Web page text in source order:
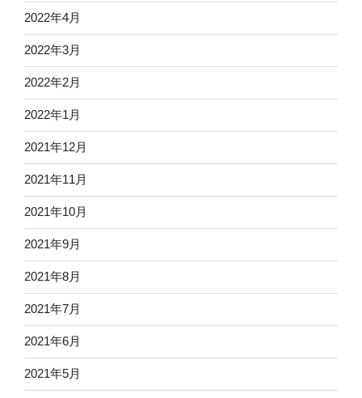
2022年4月
2022年3月
2022年2月
2022年1月
2021年12月
2021年11月
2021年10月
2021年9月
2021年8月
2021年7月
2021年6月
2021年5月